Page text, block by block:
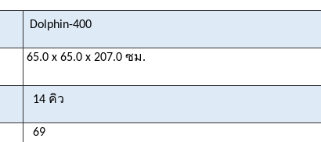
Dolphin-400
65.0 x 65.0 x 207.0 ซม.
14 คิว
69